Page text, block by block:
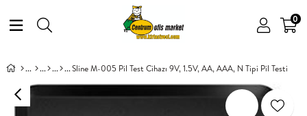
0
Sline M-005 Pil Test Cihazı 9V, 1.5V, AA, AAA, N Tipi Pil Testi